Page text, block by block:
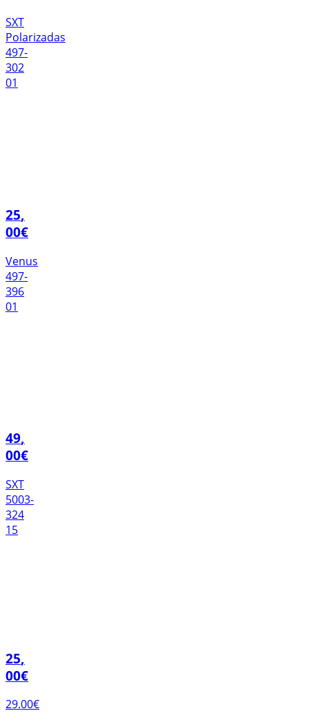
SXT
Polarizadas
497-
302
01
25,
00€
Venus
497-
396
01
49,
00€
SXT
5003-
324
15
25,
00€
29.00€